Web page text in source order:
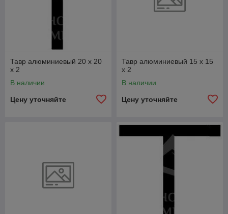
Тавр алюминиевый 20 х 20
x 2
В наличии
Цену уточняйте
Тавр алюминиевый 15 х 15
x 2
В наличии
Цену уточняйте